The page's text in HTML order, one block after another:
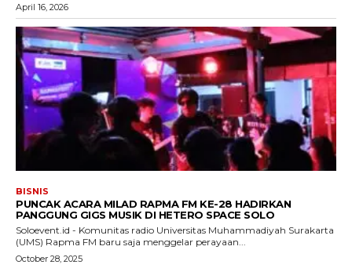
April 16, 2026
BISNIS
PUNCAK ACARA MILAD RAPMA FM KE-28 HADIRKAN
PANGGUNG GIGS MUSIK DI HETERO SPACE SOLO
Soloevent.id - Komunitas radio Universitas Muhammadiyah Surakarta
(UMS) Rapma FM baru saja menggelar perayaan...
October 28, 2025